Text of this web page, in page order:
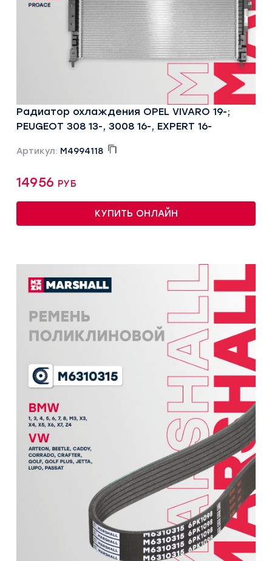
Радиатор охлаждения OPEL VIVARO 19-;
PEUGEOT 308 13-, 3008 16-, EXPERT 16-
Артикул: M4994118
14956 руб
КУПИТЬ ОНЛАЙН